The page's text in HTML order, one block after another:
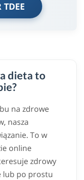
dieta to
na zdrowe
nasza
To w
online
zdrowy
lub po prostu